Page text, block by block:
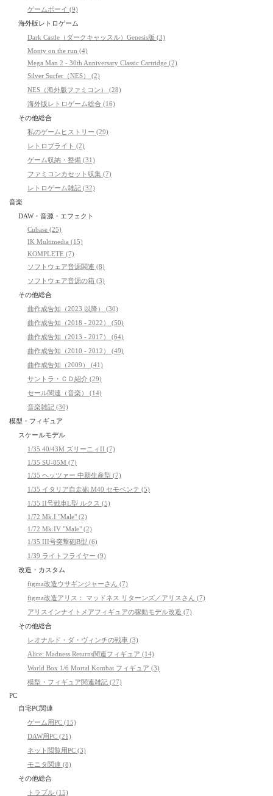
ゲームボーイ (9)
海外版レトロゲーム
Dark Castle（ダークキャッスル）Genesis版 (3)
Monty on the run (4)
Mega Man 2 - 30th Anniversary Classic Cartridge (2)
Silver Surfer（NES） (2)
NES（海外版ファミコン） (28)
海外版レトロゲーム総合 (16)
その他総合
私のゲームヒストリー (29)
レトロブライト (2)
ゲーム収納・整備 (31)
ファミコンカセット収集 (7)
レトロゲーム雑記 (32)
音楽
DAW・音源・エフェクト
Cubase (25)
IK Multimedia (15)
KOMPLETE (7)
ソフトウェア音源関連 (8)
ソフトウェア音源の箱 (3)
その他総合
曲作成告知（2023 以降） (30)
曲作成告知（2018 - 2022） (50)
曲作成告知（2013 - 2017） (64)
曲作成告知（2010 - 2012） (49)
曲作成告知（2009） (41)
サントラ・ＣＤ紹介 (29)
セール関連（音楽） (14)
音楽雑記 (30)
模型・フィギュア
スケールモデル
1/35 40/43M ズリーニィII (7)
1/35 SU-85M (7)
1/35 ヘッツァー 中期生産型 (7)
1/35 イタリア自走砲 M40 セモベンテ (5)
1/35 II号戦車L型 ルクス (5)
1/72 Mk.I "Male" (2)
1/72 Mk.IV "Male" (2)
1/35 III号突撃砲B型 (6)
1/39 ライトフライヤー (9)
改造・カスタム
figma改造ウサギンジャーさん (7)
figma改造アリス： マッドネス リターンズ／アリスさん (7)
アリスインナイトメアフィギュアの稼動モデル改造 (7)
その他総合
レオナルド・ダ・ヴィンチの戦車 (3)
Alice: Madness Returns関連フィギュア (14)
World Box 1/6 Mortal Kombat フィギュア (3)
模型・フィギュア関連雑記 (27)
PC
自宅PC関連
ゲーム用PC (15)
DAW用PC (21)
ネット閲覧用PC (3)
モニタ関連 (8)
その他総合
トラブル (15)